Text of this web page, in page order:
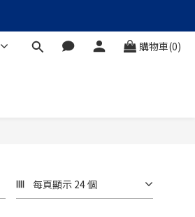
購物車(0)
每頁顯示 24 個